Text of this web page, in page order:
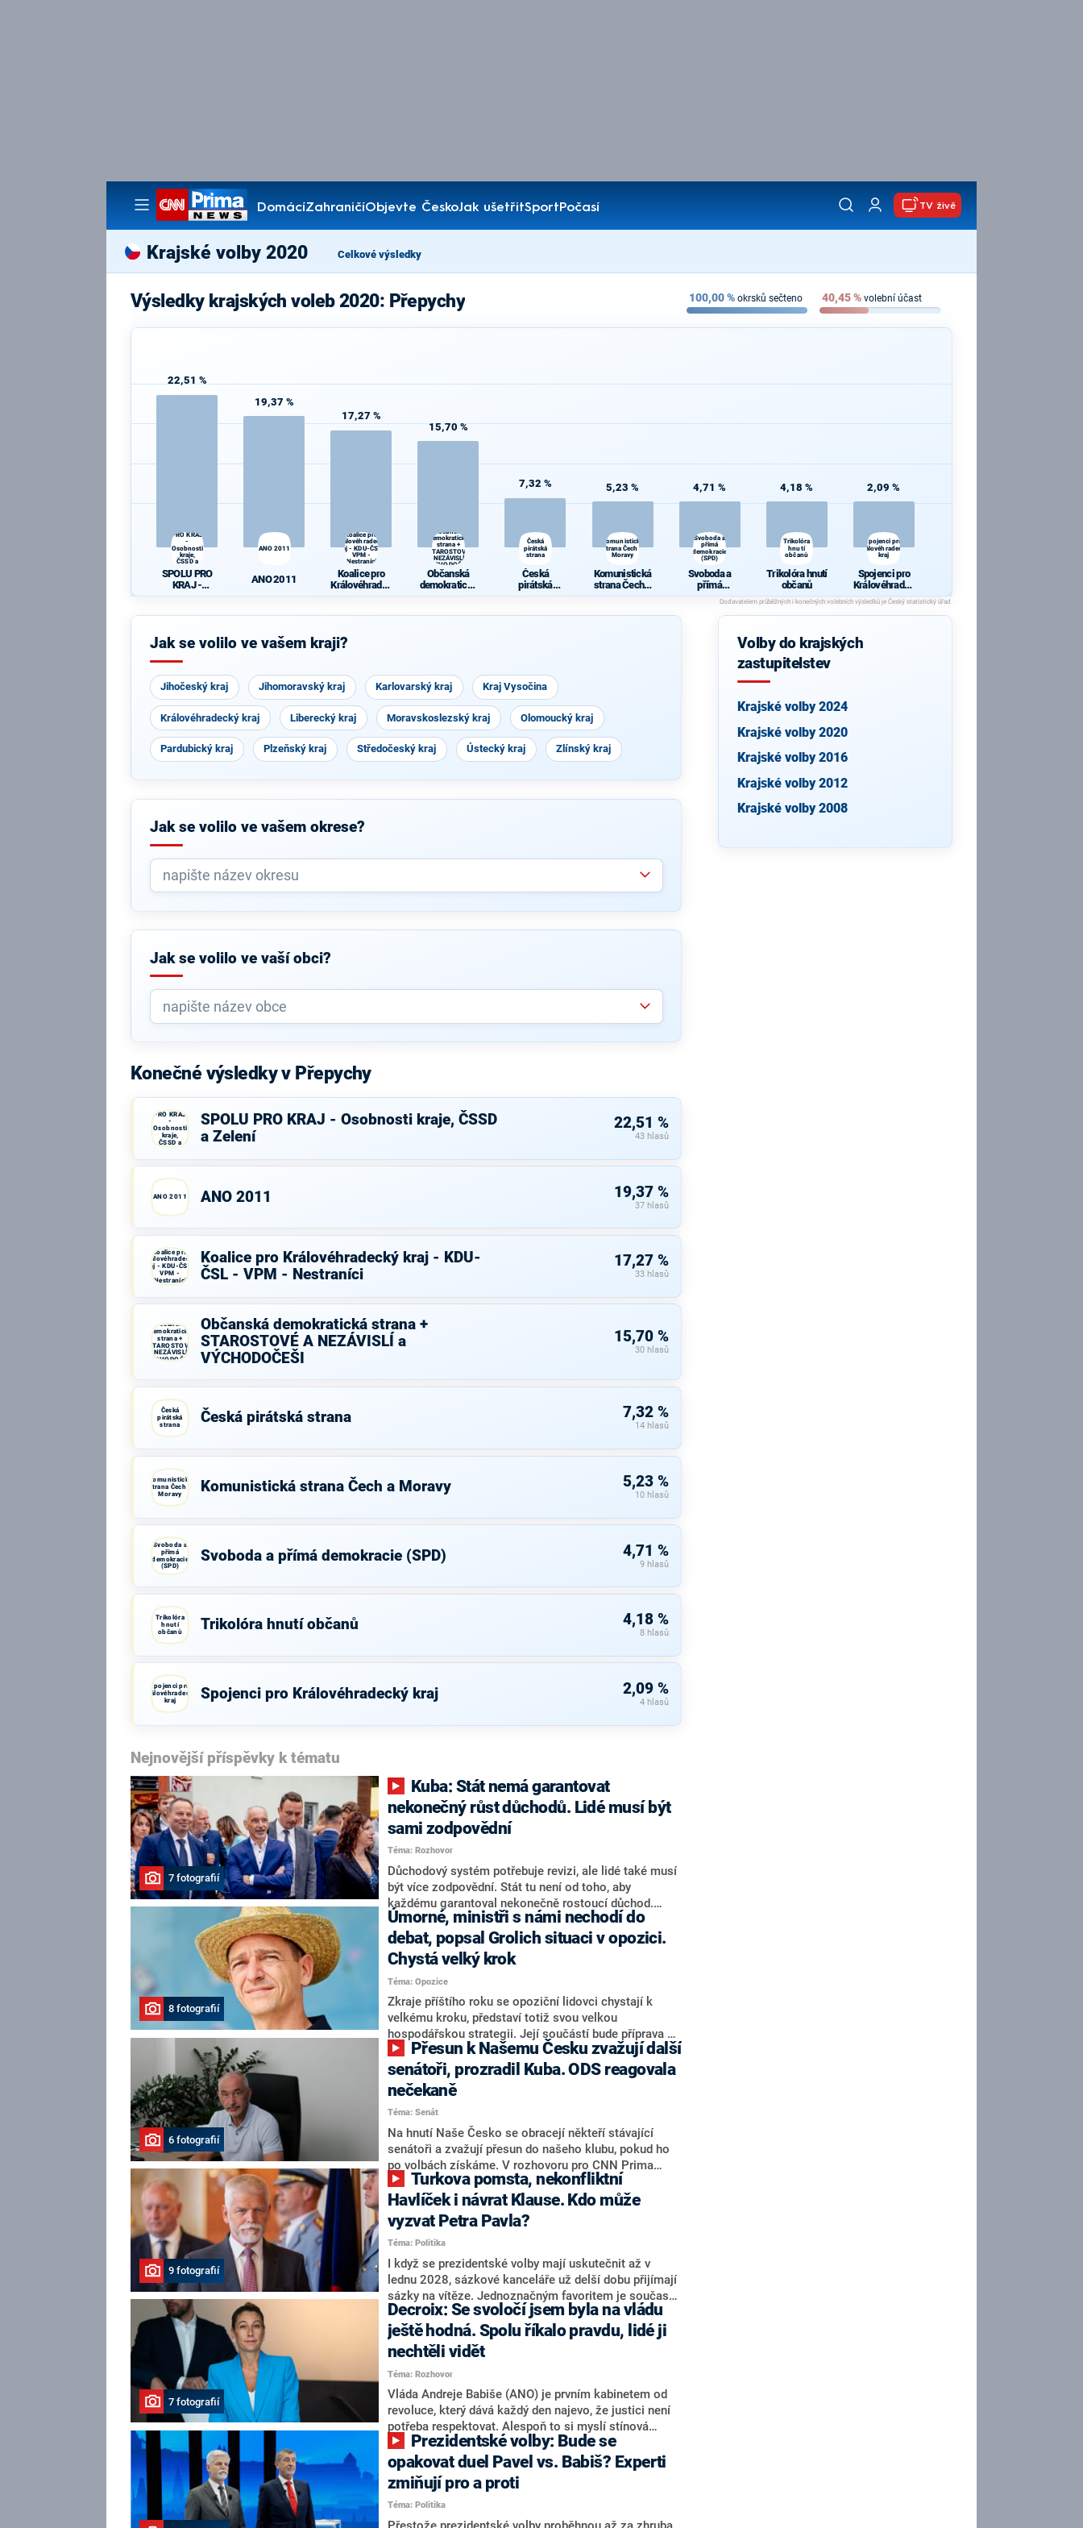
DomácíZahraničíObjevte ČeskoJak ušetřitSportPočasí
Pořady
TV živě
Krajské volby 2020 Celkové výsledky
Výsledky krajských voleb 2020: Přepychy 100,00% okrsků sečteno 40,45% volební účast
22,51 %
PRO KRAJ
-
Osobnosti
kraje,
ČSSD a
SPOLU PRO
KRAJ -
Zelení
19,37 %
ANO 2011
ANO 2011
17,27 %
Koalice pro
Královéhradecký
kraj - KDU-ČSL -
VPM -
Nestraníci
Koalice pro
Královéhradec
Nestraníci
15,70 %
Občanská
demokratická
strana +
STAROSTOVÉ
A NEZÁVISLÍ a
VÝCHODOČEŠI
Občanská
demokratická
A NEZÁVISLÍ
7,32 %
Česká
pirátská
strana
Česká
pirátská
5,23 %
Komunistická
strana Čech a
Moravy
Komunistická
strana Čech a
Moravy
4,71 %
Svoboda a
přímá
demokracie
(SPD)
Svoboda a
přímá
demokracie
(SPD)
4,18 %
Trikolóra
hnutí
občanů
Trikolóra hnutí
občanů
2,09 %
Spojenci pro
Královéhradecký
kraj
Spojenci pro
Královéhradec
ký kraj
Jak se volilo ve vašem kraji?
Jihočeský kraj Jihomoravský kraj Karlovarský kraj Kraj Vysočina
Královéhradecký kraj Liberecký kraj Moravskoslezský kraj Olomoucký kraj
Pardubický kraj Plzeňský kraj Středočeský kraj Ústecký kraj Zlínský kraj
Jak se volilo ve vašem okrese?
Jak se volilo ve vaší obci?
Konečné výsledky v Přepychy
PRO KRAJ
-
Osobnosti
kraje,
ČSSD a
Zelení
SPOLU PRO KRAJ - Osobnosti kraje, ČSSD
a Zelení
22,51 %
43 hlasů
ANO 2011 ANO 2011 19,37 %
37 hlasů
Koalice pro
Královéhradecký
kraj - KDU-ČSL -
VPM -
Nestraníci
Koalice pro Královéhradecký kraj - KDU-
ČSL - VPM - Nestraníci
17,27 %
33 hlasů
Občanská
demokratická
strana +
STAROSTOVÉ
A NEZÁVISLÍ a
VÝCHODOČEŠI
Občanská demokratická strana +
STAROSTOVÉ A NEZÁVISLÍ a
VÝCHODOČEŠI
15,70 %
30 hlasů
Česká
pirátská
strana
Česká pirátská strana 7,32 %
14 hlasů
Komunistická
strana Čech a
Moravy
Komunistická strana Čech a Moravy 5,23 %
10 hlasů
Svoboda a
přímá
demokracie
(SPD)
Svoboda a přímá demokracie (SPD) 4,71 %
9 hlasů
Trikolóra
hnutí
občanů
Trikolóra hnutí občanů 4,18 %
8 hlasů
Spojenci pro
Královéhradecký
kraj
Spojenci pro Královéhradecký kraj 2,09 %
4 hlasů
Nejnovější příspěvky k tématu
7 fotografií
nekonečný růst důchodů. Lidé musí být
sami zodpovědní
Téma: Rozhovor
Důchodový systém potřebuje revizi, ale lidé také musí
být více zodpovědní. Stát tu není od toho, aby
každému garantoval nekonečně rostoucí důchod.
Chybí tu nový systém a my ho představíme,řekl
hejtman Jihočeského kraje a předseda hnutí Naše
Česko Martin Kuba v rozhovoru pro CNN Prima NEWS.
V čele státu pak podle něj nemůže být člověk, který by
střetem zájmů omezoval čerpání financí a rozvoj,
dodal. Řešení u Andreje Babiše ale hodnotit nechtěl.
8 fotografií
Úmorné, ministři s námi nechodí do
debat, popsal Grolich situaci v opozici.
Chystá velký krok
Téma: Opozice
Zkraje příštího roku se opoziční lidovci chystají k
velkému kroku, představí totiž svou velkou
hospodářskou strategii. Její součástí bude příprava na
stárnutí populace, řekl ve středu na setkání s novináři
nový předseda lidovců Jan Grolich. Ten zároveň v
senátních volbách kandiduje ve Vyškově. Popsal i
aktivitu opozice, o níž vládní strany nebo političtí
komentátoři mluví jako o slabé a v defenzivě. „Je to
úmorná práce upozorňovat na chyby vlády. Ministři s
námi navíc nechodí do debat. Chceme ale ukazovat
svoje témata,“ odpověděl Grolich na dotaz CNN Prima
NEWS.
6 fotografií
senátoři, prozradil Kuba. ODS reagovala
nečekaně
Téma: Senát
Na hnutí Naše Česko se obracejí někteří stávající
senátoři a zvažují přesun do našeho klubu, pokud ho
po volbách získáme. V rozhovoru pro CNN Prima
NEWS to řekl zakladatel hnutí a jihočeský hejtman
Martin Kuba. Konkrétní nebyl, ale získat by takto mohl
například senátora Zdeňka Hrabu, který je dnes
součástí klubu ODS a TOP 09. Hraba to na dotaz
redakce nevyloučil. Předseda klubu senátorů ODS
Zdeněk Nytra redakci řekl, že počítá s odchodem
některých senátorů z klubu a že Naše Česko není
nepřítel, ale soupeř.
9 fotografií
Havlíček i návrat Klause. Kdo může
vyzvat Petra Pavla?
Téma: Politika
I když se prezidentské volby mají uskutečnit až v
lednu 2028, sázkové kanceláře už delší dobu přijímají
sázky na vítěze. Jednoznačným favoritem je současná
hlava státu Petr Pavel. Daleko za ním pak bookmakeři
zmiňují dva výrazné politiky ANO, tedy premiéra
Andreje Babiše a ministra průmyslu Karla Havlíčka.
Oblíbeným tipem samotných sázkařů je poslanec za
Motoristy Filip Turek. Politolog Jan Kubáček nicméně
o případné kandidatuře kohokoliv ze zmíněné trojice
značně pochybuje. Podle něj současná koalice dosud
nemá osobu, která by Pavlovi mohla konkurovat.
7 fotografií
Decroix: Se svoločí jsem byla na vládu
ještě hodná. Spolu říkalo pravdu, lidé ji
nechtěli vidět
Téma: Rozhovor
Vláda Andreje Babiše (ANO) je prvním kabinetem od
revoluce, který dává každý den najevo, že justici není
potřeba respektovat. Alespoň to si myslí stínová
ministryně spravedlnosti ODS Eva Decroix. V
rozhovoru pro CNN Prima NEWS si nebrala servítky
ohledně politického výkonu svého nástupce Jeronýma
Tejce (za ANO) či vládní zmocněnkyně pro lidská
práva Taťány Malé (ANO). Označením „svoloč“ na
adresu vlády prý byla ještě hodná. Decroix se také
opakovat duel Pavel vs. Babiš? Experti
zmiňují pro a proti
Téma: Politika
Volby do krajských
zastupitelstev
Krajské volby 2024
Krajské volby 2020
Krajské volby 2016
Krajské volby 2012
Krajské volby 2008